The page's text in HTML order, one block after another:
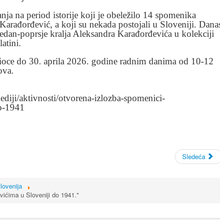
na period istorije koji je obeležilo 14 spomenika
a koji su nekada postojali u Sloveniji.
poprsje kralja Aleksandra Karađorđevića u kolekciji
do 30. aprila 2026. godine radnim danima od 10-12
aktivnosti/otvorena-izlozba-spomenici-
1941
Sledeća
u Sloveniji do 1941."